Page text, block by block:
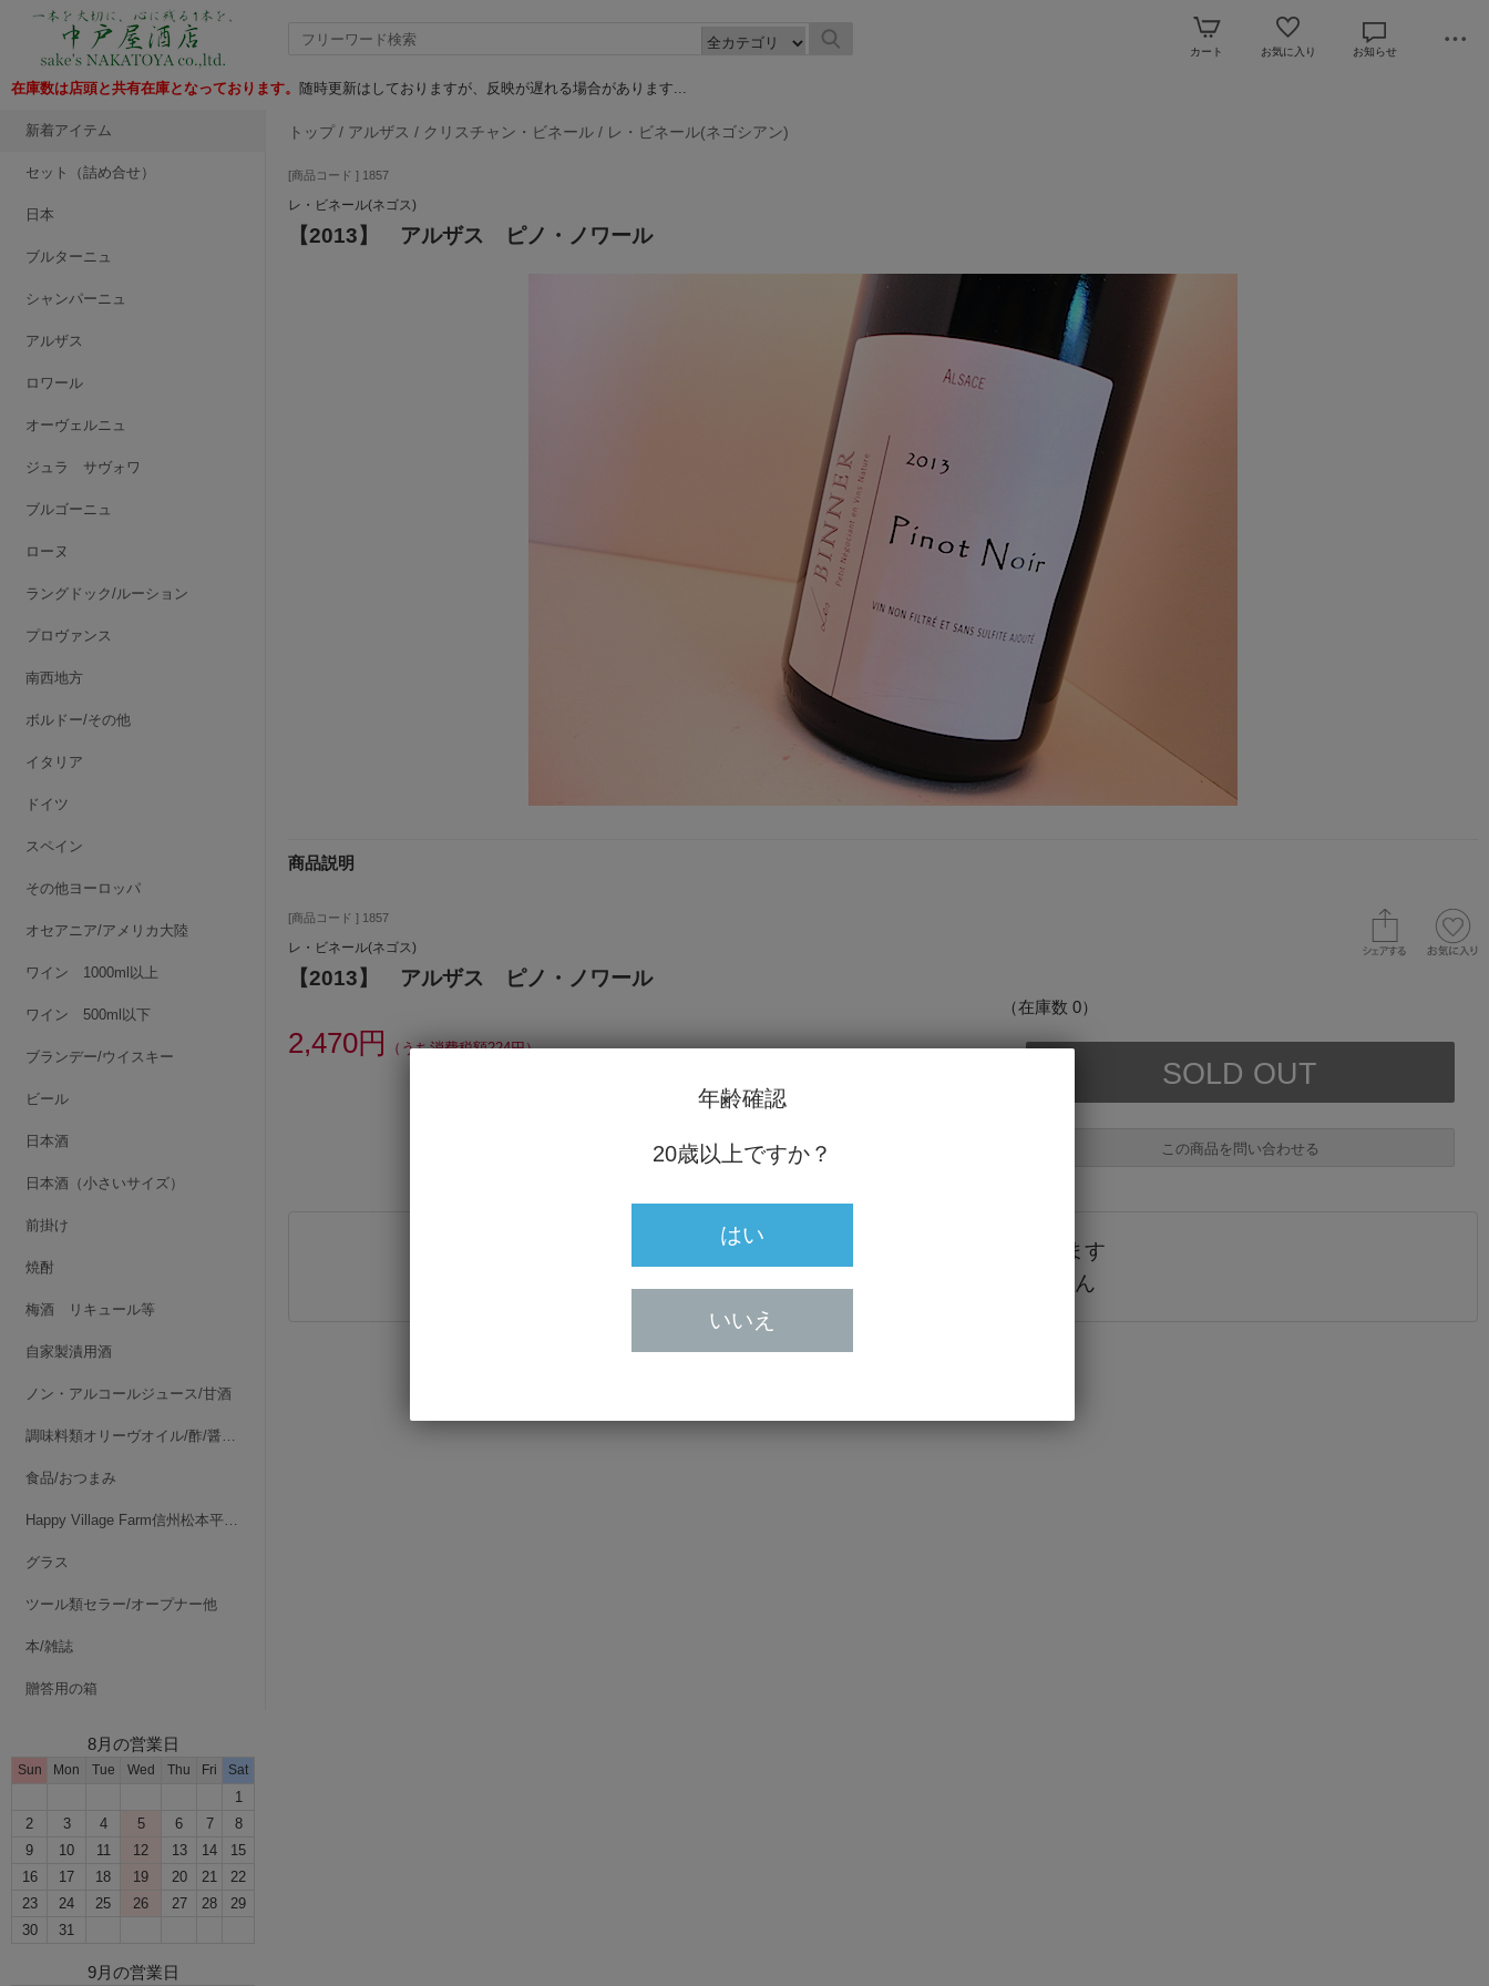
カート お気に入り お知らせ
在庫数は店頭と共有在庫となっております。 随時更新はしておりますが、反映が遅れる場合があります...
新着アイテム
セット（詰め合せ）
日本
ブルターニュ
シャンパーニュ
アルザス
ロワール
オーヴェルニュ
ジュラ サヴォワ
ブルゴーニュ
ローヌ
ラングドック/ルーション
プロヴァンス
南西地方
ボルドー/その他
イタリア
ドイツ
スペイン
その他ヨーロッパ
オセアニア/アメリカ大陸
ワイン 1000ml以上
ワイン 500ml以下
ブランデー/ウイスキー
ビール
日本酒
日本酒（小さいサイズ）
前掛け
焼酎
梅酒 リキュール等
自家製漬用酒
ノン・アルコールジュース/甘酒
調味料類オリーヴオイル/酢/醤油/みりん/他
食品/おつまみ
Happy Village Farm信州松本平・波田
グラス
ツール類セラー/オープナー他
本/雑誌
贈答用の箱
8月の営業日
Sun Mon Tue Wed Thu Fri Sat
1
2
3 4 5 6 7
8
9
10 11 12 13 14
15
16
17 18 19 20 21
22
23
24 25 26 27 28
29
30
31
9月の営業日
トップ/ アルザス / クリスチャン・ビネール / レ・ビネール(ネゴシアン)
[商品コード ] 1857
レ・ビネール(ネゴス)
【2013】 アルザス ピノ・ノワール
商品説明
[商品コード ] 1857
レ・ビネール(ネゴス)
【2013】 アルザス ピノ・ノワール
2,470円 （うち消費税額224円）
（在庫数 0）
この商品を問い合わせる
必須
20歳未満の方の飲酒は法律で禁止されています
20歳未満の方に対しては酒類を販売しません
年齢確認
20歳以上ですか？
はい
いいえ